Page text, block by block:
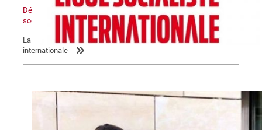
Déclaration de la LIS : L’Etat sioniste sera détruit, un Moyen-Orient
socialiste renaîtra de ses cendres
La Commune relaie la déclaration de la Ligue socialiste
internationale